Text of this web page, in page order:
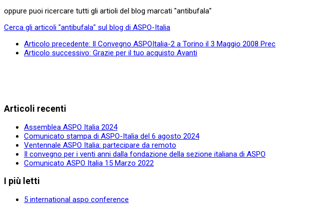
oppure puoi ricercare tutti gli artioli del blog marcati "antibufala"
Cerca gli articoli "antibufala" sul blog di ASPO-Italia
Articolo precedente: Il Convegno ASPOItalia-2 a Torino il 3 Maggio 2008 Prec
Articolo successivo: Grazie per il tuo acquisto Avanti
Articoli recenti
Assemblea ASPO Italia 2024
Comunicato stampa di ASPO-Italia del 6 agosto 2024
Ventennale ASPO Italia: partecipare da remoto
Il convegno per i venti anni dalla fondazione della sezione italiana di ASPO
Comunicato ASPO Italia 15 Marzo 2022
I più letti
5 international aspo conference